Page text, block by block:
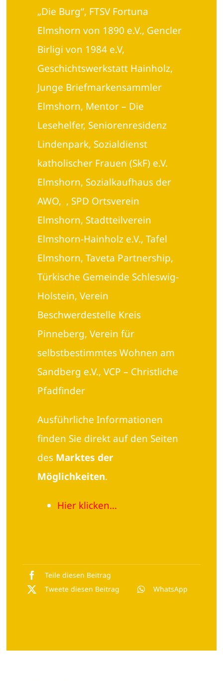
„Die Burg“, FTSV Fortuna
Elmshorn von 1890 e.V., Gencler
Birligi von 1984 e.V,
Geschichtswerkstatt Hainholz,
Junge Briefmarkensammler
Elmshorn, Mentor – Die
Lesehelfer, Seniorenresidenz
Lindenpark, Sozialdienst
katholischer Frauen (SkF) e.V.
Elmshorn, Sozialkaufhaus der
AWO, , SPD Ortsverein
Elmshorn, Stadtteilverein
Elmshorn-Hainholz e.V., Tafel
Elmshorn, Taveta Partnership,
Türkische Gemeinde Schleswig-
Holstein, Verein
Beschwerdestelle Kreis
Pinneberg, Verein für
selbstbestimmtes Wohnen am
Sandberg e.V., VCP – Christliche
Pfadfinder
Ausführliche Informationen
finden Sie direkt auf den Seiten
des Marktes der
Möglichkeiten.
Hier klicken…
Teile diesen Beitrag
Tweete diesen Beitrag
WhatsApp